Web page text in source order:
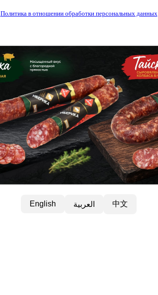
Политика в отношении обработки персональных данных
English العربية 中文